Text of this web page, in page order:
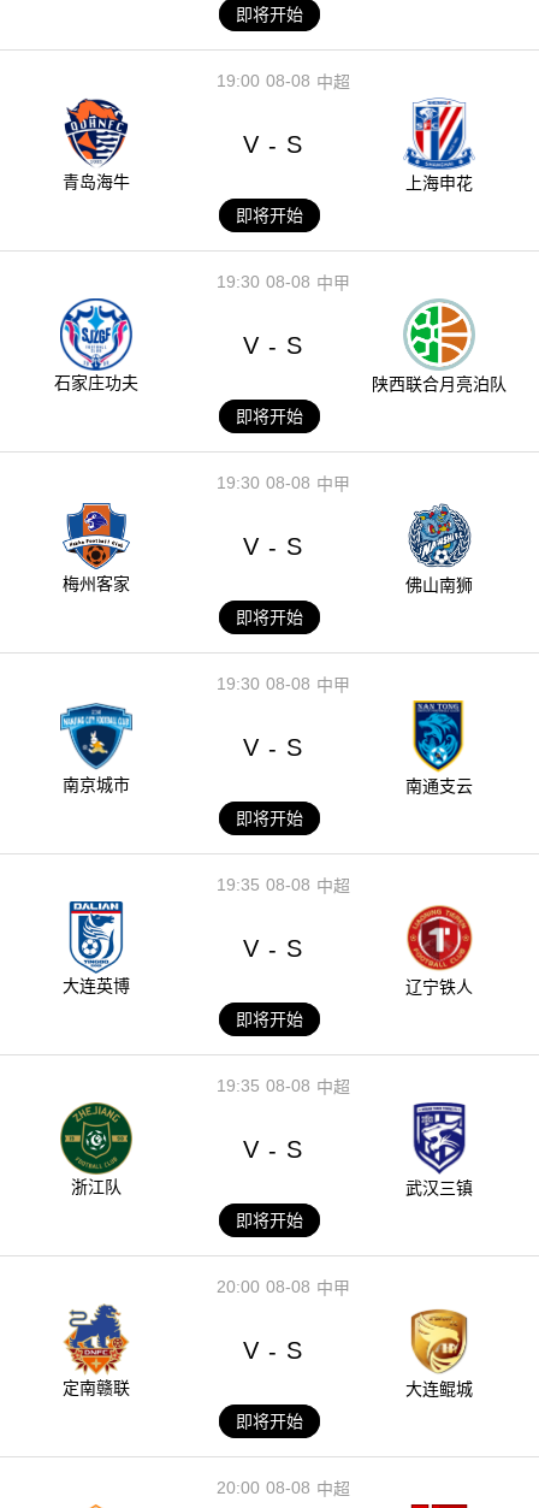
即将开始
08-08
19:00 中超
青岛海牛
V - S
上海申花
即将开始
08-08
19:30 中甲
石家庄功夫
V - S
陕西联合月亮泊队
即将开始
08-08
19:30 中甲
梅州客家
V - S
佛山南狮
即将开始
08-08
19:30 中甲
南京城市
V - S
南通支云
即将开始
08-08
19:35 中超
大连英博
V - S
辽宁铁人
即将开始
08-08
19:35 中超
浙江队
V - S
武汉三镇
即将开始
08-08
20:00 中甲
定南赣联
V - S
大连鲲城
即将开始
08-08
20:00 中超